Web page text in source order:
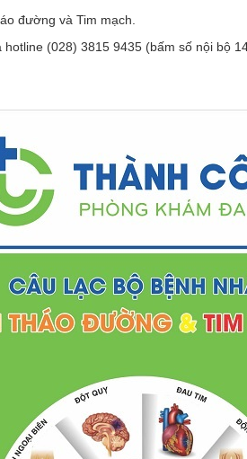
đường và Tim mạch.
(028) 3815 9435 (bấm số nội bộ